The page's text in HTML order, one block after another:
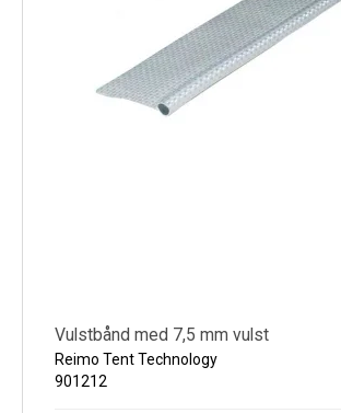
Vulstbånd med 7,5 mm vulst
Reimo Tent Technology
901212